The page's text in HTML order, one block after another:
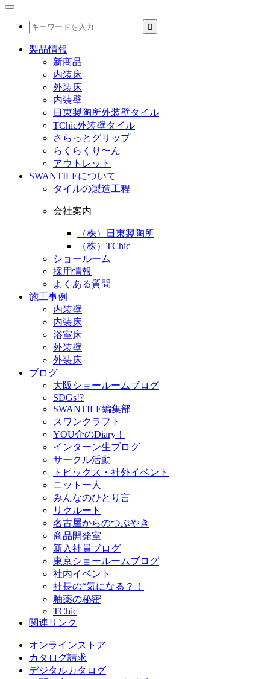
製品情報
新商品
内装床
外装床
内装壁
日東製陶所外装壁タイル
TChic外装壁タイル
さらっとグリップ
らくらくり〜ん
アウトレット
SWANTILEについて
タイルの製造工程
会社案内
（株）日東製陶所
（株）TChic
ショールーム
採用情報
よくある質問
施工事例
内装壁
内装床
浴室床
外装壁
外装床
ブログ
大阪ショールームブログ
SDGs!?
SWANTILE編集部
スワンクラフト
YOU介のDiary！
インターン生ブログ
サークル活動
トピックス・社外イベント
ニットー人
みんなのひとり言
リクルート
名古屋からのつぶやき
商品開発室
新入社員ブログ
東京ショールームブログ
社内イベント
社長の“気になる？！
釉薬の秘密
TChic
関連リンク
オンラインストア
カタログ請求
デジタルカタログ